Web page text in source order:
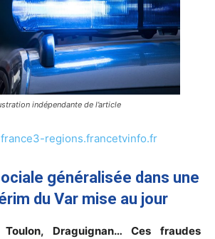
indépendante de l’article
france3-regions.francetvinfo.fr
généralisée dans une
du Var mise au jour
Draguignan… Ces fraudes